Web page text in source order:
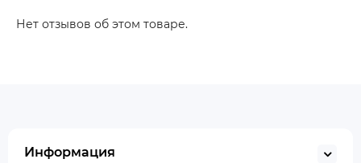
Нет отзывов об этом товаре.
Информация